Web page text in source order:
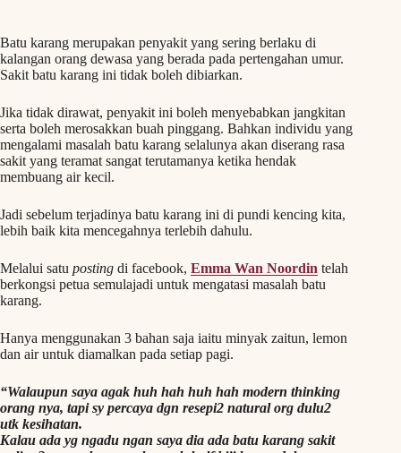
Batu karang merupakan penyakit yang sering berlaku di
kalangan orang dewasa yang berada pada pertengahan umur.
Sakit batu karang ini tidak boleh dibiarkan.
Jika tidak dirawat, penyakit ini boleh menyebabkan jangkitan
serta boleh merosakkan buah pinggang. Bahkan individu yang
mengalami masalah batu karang selalunya akan diserang rasa
sakit yang teramat sangat terutamanya ketika hendak
membuang air kecil.
Jadi sebelum terjadinya batu karang ini di pundi kencing kita,
lebih baik kita mencegahnya terlebih dahulu.
Melalui satu posting di facebook, Emma Wan Noordin telah
berkongsi petua semulajadi untuk mengatasi masalah batu
karang.
Hanya menggunakan 3 bahan saja iaitu minyak zaitun, lemon
dan air untuk diamalkan pada setiap pagi.
“Walaupun saya agak huh hah huh hah modern thinking
orang nya, tapi sy percaya dgn resepi2 natural org dulu2
utk kesihatan.
Kalau ada yg ngadu ngan saya dia ada batu karang sakit